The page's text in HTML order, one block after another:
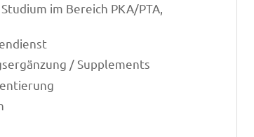
im Bereich PKA/PTA,
/ Supplements